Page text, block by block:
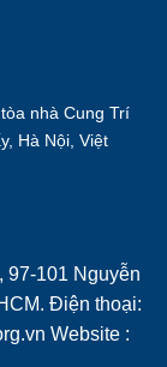
nhà Cung Trí
Hà Nội, Việt
97-101 Nguyễn
Điện thoại:
Website :